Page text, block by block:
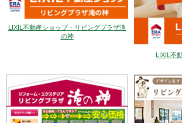
LIXIL不動産ショップ・リビングプラザ滝
の神
LIXIL不